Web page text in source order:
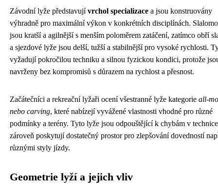
Závodní lyže představujívrchol specializace a jsou konstruovány
výhradně pro maximální výkon v konkrétních disciplínách.
jsou kratší a agilnější s menším poloměrem zatáčení, zatímco obří
a sjezdové lyže jsou delší, tužší a stabilnější pro vysoké rychlosti.
vyžadují pokročilou techniku a silnou fyzickou kondici, protože
navrženy bez kompromisů s důrazem na rychlost a přesnost.
Začátečníci a rekreační lyžaři ocení všestranné lyže kategorie all-
nebo carving, které nabízejí vyvážené vlastnosti vhodné pro různé
podmínky a terény. Tyto lyže jsou odpouštějící k chybám v
zároveň poskytují dostatečný prostor pro zlepšování dovedností
různými styly jízdy.
Geometrie lyží a jejich vliv